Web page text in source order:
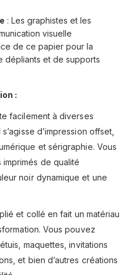
: Les graphistes et les
visuelle
de ce papier pour la
dépliants et de supports
:
facilement à diverses
d’impression offset,
et sérigraphie. Vous
de qualité
noir dynamique et une
et collé en fait un matériau
Vous pouvez
maquettes, invitations
et bien d’autres créations